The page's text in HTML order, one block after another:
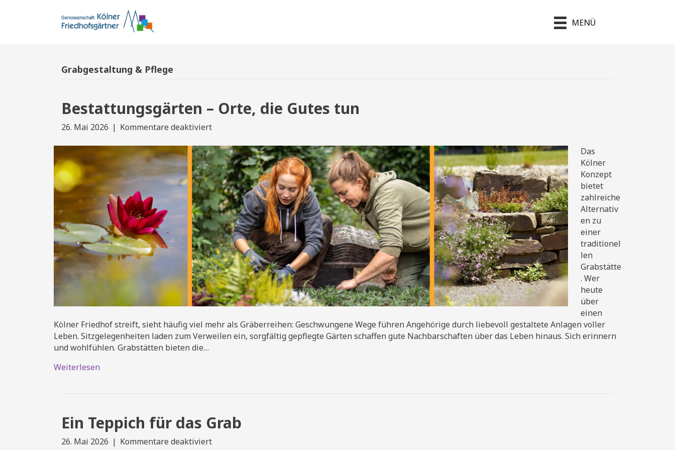
MENÜ
Grabgestaltung & Pflege
Bestattungsgärten – Orte, die Gutes tun
26. Mai 2026 | Kommentare deaktiviertfür
–
Orte,
die
Gutes
tun
Das
Kölner
Konzept
bietet
zahlreiche
Alternativ
en zu
einer
traditionel
len
Grabstätte
. Wer
heute
über
einen
Kölner Friedhof streift, sieht häufig viel mehr als Gräberreihen: Geschwungene Wege führen Angehörige durch liebevoll gestaltete Anlagen voller
Leben. Sitzgelegenheiten laden zum Verweilen ein, sorgfältig gepflegte Gärten schaffen gute Nachbarschaften über das Leben hinaus. Sich erinnern
und wohlfühlen. Grabstätten bieten die…
Weiterlesen
Ein Teppich für das Grab
26. Mai 2026 | Kommentare deaktiviertfür